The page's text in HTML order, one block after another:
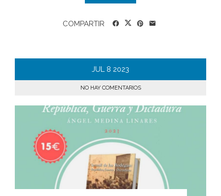
COMPARTIR
JUL 8 2023
NO HAY COMENTARIOS